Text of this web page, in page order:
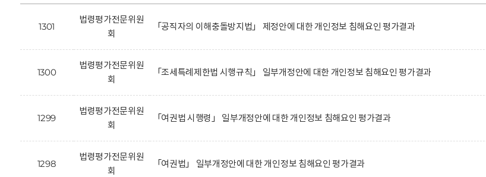
1301
법령평가전문위원
회
「공직자의 이해충돌방지법」 제정안에 대한 개인정보 침해요인 평가결과
1300
법령평가전문위원
회
「조세특례제한법 시행규칙」 일부개정안에 대한 개인정보 침해요인 평가결과
1299
법령평가전문위원
회
「여권법 시행령」 일부개정안에 대한 개인정보 침해요인 평가결과
1298
법령평가전문위원
회
「여권법」 일부개정안에 대한 개인정보 침해요인 평가결과